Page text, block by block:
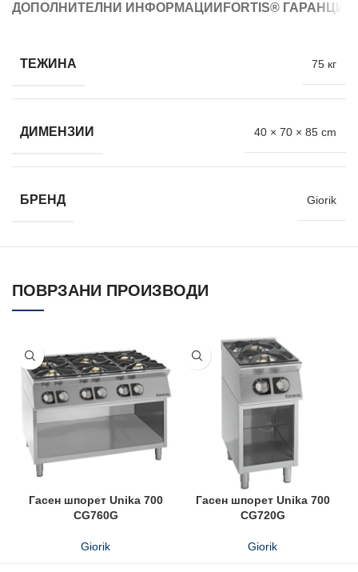
ДОПОЛНИТЕЛНИ ИНФОРМАЦИИ FORTIS®
ТЕЖИНА 75 кг
ДИМЕНЗИИ 40 × 70 × 85 cm
БРЕНД Giorik
ПОВРЗАНИ ПРОИЗВОДИ
Гасен шпорет Unika 700
CG760G
Giorik
Гасен шпорет Unika 700
CG720G
Giorik